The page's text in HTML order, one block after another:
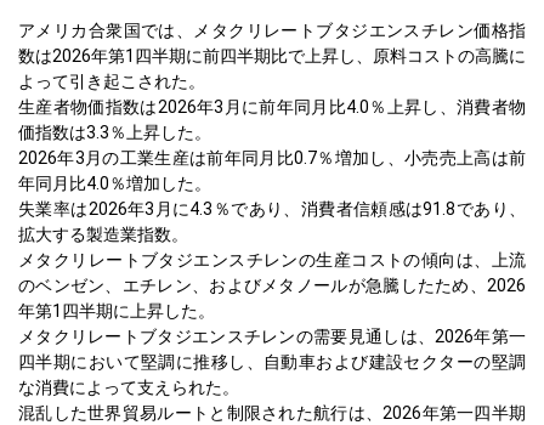
アメリカ合衆国では、メタクリレートブタジエンスチレン価格指
数は2026年第1四半期に前四半期比で上昇し、原料コストの高騰に
よって引き起こされた。
生産者物価指数は2026年3月に前年同月比4.0％上昇し、消費者物
価指数は3.3％上昇した。
2026年3月の工業生産は前年同月比0.7％増加し、小売売上高は前
年同月比4.0％増加した。
失業率は2026年3月に4.3％であり、消費者信頼感は91.8であり、
拡大する製造業指数。
メタクリレートブタジエンスチレンの生産コストの傾向は、上流
のベンゼン、エチレン、およびメタノールが急騰したため、2026
年第1四半期に上昇した。
メタクリレートブタジエンスチレンの需要見通しは、2026年第一
四半期において堅調に推移し、自動車および建設セクターの堅調
な消費によって支えられた。
混乱した世界貿易ルートと制限された航行は、2026年第一四半期